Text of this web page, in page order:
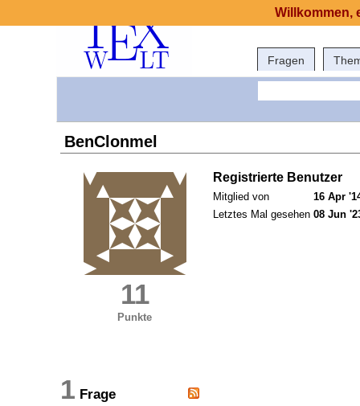
Fragen
BenClonmel
11
Punkte
Registrierte Benutzer
Mitglied von
16 Apr
Letztes Mal gesehen 08 Jun
1 Frage
Willkommen,